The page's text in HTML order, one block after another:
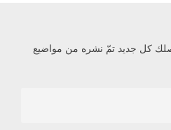
كل جديد تمّ نشره من مواضيع